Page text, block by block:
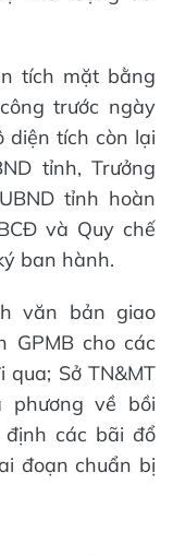
tích mặt bằng
trước ngày
diện tích còn lại
tỉnh, Trưởng
tỉnh hoàn
và Quy chế
ban hành.
văn bản giao
GPMB cho các
Sở TN&MT
về bồi
các bãi đổ
đoạn chuẩn bị